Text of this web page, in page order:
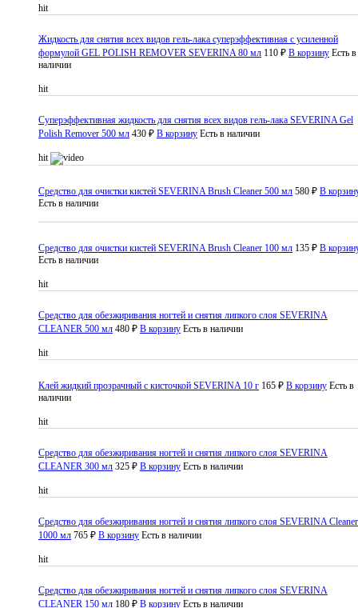
hit
Жидкость для снятия всех видов гель-лака суперэффективная с усиленной
формулой GEL POLISH REMOVER SEVERINA 80 мл 110 ₽ В корзину Есть в
наличии
hit
Суперэффективная жидкость для снятия всех видов гель-лака SEVERINA Gel
Polish Remover 500 мл 430 ₽ В корзину Есть в наличии
hit
Средство для очистки кистей SEVERINA Brush Cleaner 500 мл 580 ₽ В
Есть в наличии
Средство для очистки кистей SEVERINA Brush Cleaner 100 мл 135 ₽ В
Есть в наличии
hit
Средство для обезжиривания ногтей и снятия липкого слоя SEVERINA
CLEANER 500 мл 480 ₽ В корзину Есть в наличии
hit
Клей жидкий прозрачный с кисточкой SEVERINA 10 г 165 ₽ В корзину Есть в
наличии
hit
Средство для обезжиривания ногтей и снятия липкого слоя SEVERINA
CLEANER 300 мл 325 ₽ В корзину Есть в наличии
hit
Средство для обезжиривания ногтей и снятия липкого слоя SEVERINA Cleaner
1000 мл 765 ₽ В корзину Есть в наличии
hit
Средство для обезжиривания ногтей и снятия липкого слоя SEVERINA
CLEANER 150 мл 180 ₽ В корзину Есть в наличии